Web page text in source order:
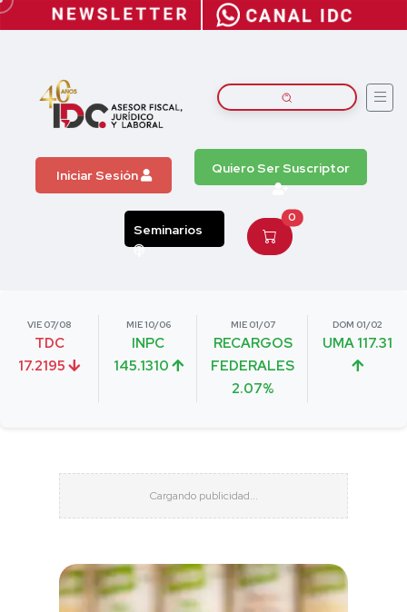
Iniciar Sesión Quiero Ser Suscriptor
Seminarios
0
VIE 07/08
TDC
17.2195
MIE 10/06
INPC
145.1310
MIE 01/07
RECARGOS
FEDERALES
2.07%
DOM 01/02
UMA 117.31